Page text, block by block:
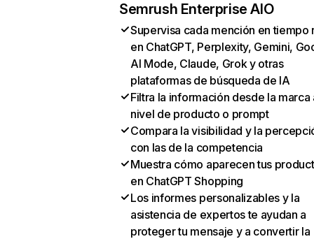
Semrush Enterprise AIO
Supervisa cada mención en tiempo
en ChatGPT, Perplexity, Gemini,
AI Mode, Claude, Grok y otras
plataformas de búsqueda de IA
Filtra la información desde la marca
nivel de producto o prompt
Compara la visibilidad y la
con las de la competencia
Muestra cómo aparecen tus
en ChatGPT Shopping
Los informes personalizables y la
asistencia de expertos te ayudan a
proteger tu mensaje y a convertir la